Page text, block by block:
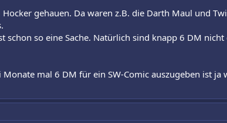
gehauen. Da waren z.B. die Darth Maul und
schon so eine Sache. Natürlich sind knapp 6 DM
mal 6 DM für ein SW-Comic auszugeben ist